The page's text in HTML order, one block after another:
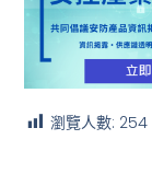
瀏覽人數: 254